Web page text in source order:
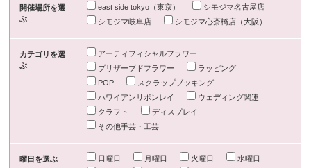
開催場所を選
ぶ
east side tokyo（東京）
シモジマ名古屋店
シモジマ岐阜店
シモジマ心斎橋店（大阪）
カテゴリを選
ぶ
アーティフィシャルフラワー
プリザーブドフラワー
ラッピング
POP
スクラップブッキング
ハワイアンリボンレイ
ウェディング関連
クラフト
ディスプレイ
その他手芸・工芸
曜日を選ぶ 日曜日 月曜日 火曜日
水曜日